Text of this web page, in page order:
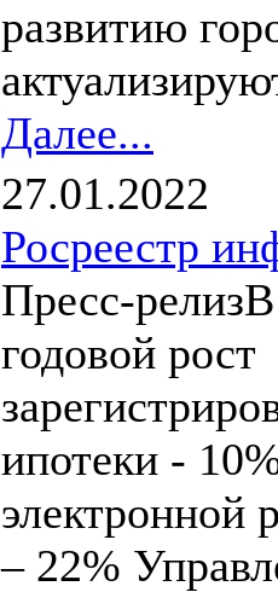
развитию
Далее...
27.01.2022
Росреестр
Пресс-
годовой рост
ипотеки -
электронной
– 22%